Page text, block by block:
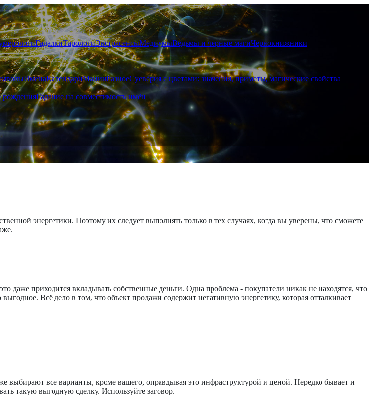
ГадалкиТарологиЭкстрасенсыМедиумыВедьмы и черные магиЧернокнижники
ИменаКалендариМанииРазноеСуеверия с цветами: значения, приметы, магические свойства
рожденияГадание на совместимость имён
энергетики. Поэтому их следует выполнять только в тех случаях, когда вы уверены, что сможете
даже приходится вкладывать собственные деньги. Одна проблема - покупатели никак не находятся, что
Всё дело в том, что объект продажи содержит негативную энергетику, которая отталкивает
выбирают все варианты, кроме вашего, оправдывая это инфраструктурой и ценой. Нередко бывает и
такую выгодную сделку. Используйте заговор.